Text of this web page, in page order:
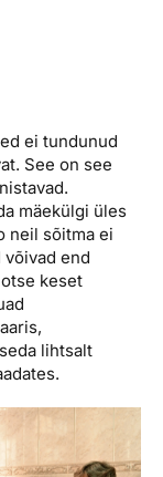
ei tundunud
See on see
mäekülgi üles
neil sõitma ei
võivad end
keset
lihtsalt